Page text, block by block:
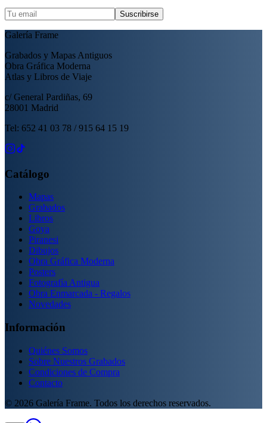
Suscribirse
Galería Frame
Grabados y Mapas Antiguos
Obra Gráfica Moderna
Atlas y Libros de Viaje
c/ General Pardiñas, 69
28001 Madrid
Tel: 652 41 03 78 / 915 64 15 19
Catálogo
Mapas
Grabados
Libros
Goya
Piranesi
Dibujos
Obra Gráfica Moderna
Posters
Fotografía Antigua
Obra Enmarcada - Regalos
Novedades
Información
Quiénes Somos
Sobre Nuestros Grabados
Condiciones de Compra
Contacto
© 2026 Galería Frame. Todos los derechos reservados.